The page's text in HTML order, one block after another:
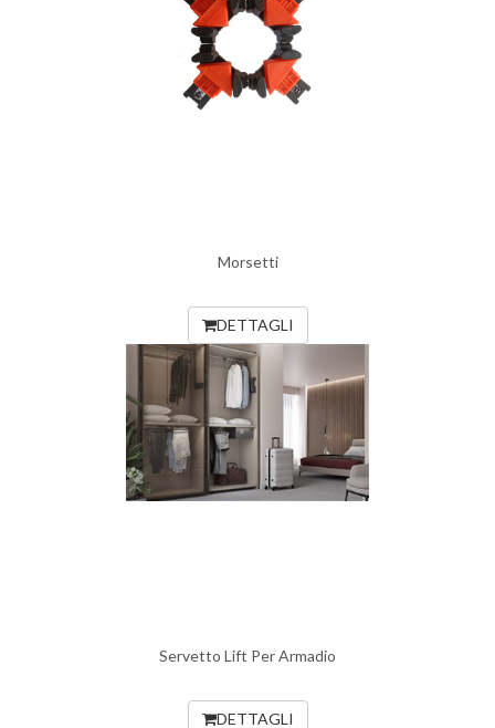
Morsetti
DETTAGLI
Servetto Lift Per Armadio
DETTAGLI